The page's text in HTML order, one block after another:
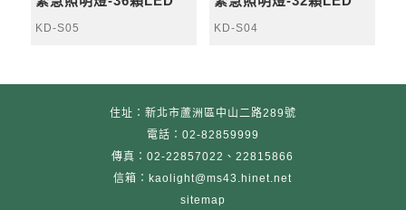
KD-S05 KD-S04
住址：新北市蘆洲區中山二路289號
電話：02-82859999
傳真：02-22857022、22815866
信箱：kaolight@ms43.hinet.net
sitemap